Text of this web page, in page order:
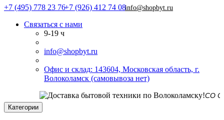
+7 (495) 778 23 76+7 (926) 412 74 08info@shopbyt.ru
Связаться с нами
9-19 ч
info@shopbyt.ru
Офис и склад: 143604, Московская область, г.
Волоколамск (самовывоза нет)
СО СКЛАДА
Категории